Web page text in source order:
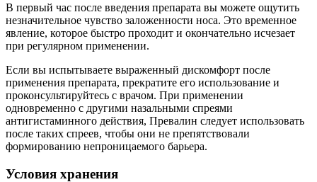
В первый час после введения препарата вы можете ощутить
незначительное чувство заложенности носа. Это временное
явление, которое быстро проходит и окончательно исчезает
при регулярном применении.
Если вы испытываете выраженный дискомфорт после
применения препарата, прекратите его использование и
проконсультируйтесь с врачом. При применении
одновременно с другими назальными спреями
антигистаминного действия, Превалин следует использовать
после таких спреев, чтобы они не препятствовали
формированию непроницаемого барьера.
Условия хранения